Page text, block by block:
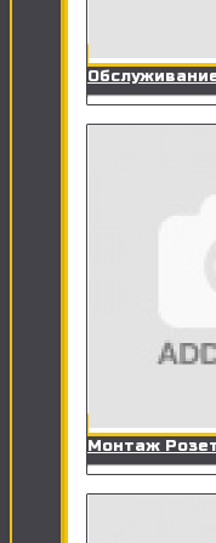
Монтаж